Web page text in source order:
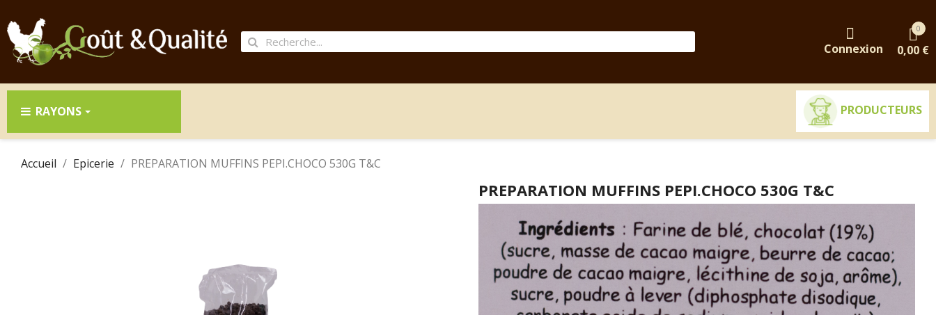
Connexion
0
0,00 €
RAYONS PRODUCTEURS
Accueil Epicerie PREPARATION MUFFINS PEPI.CHOCO 530G T&C
PREPARATION MUFFINS PEPI.CHOCO 530G T&C